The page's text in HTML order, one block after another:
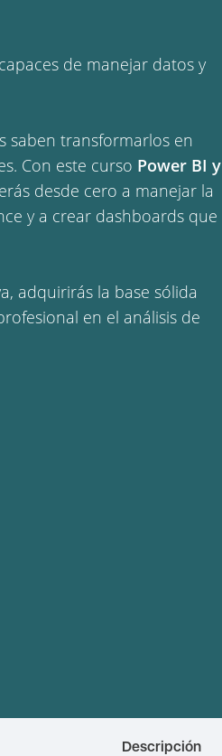
de manejar datos y
saben transformarlos en
Con este curso Power BI y
desde cero a manejar la
y a crear dashboards que
adquirirás la base sólida
en el análisis de
Descripción